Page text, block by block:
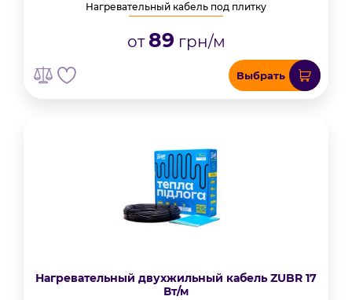
Нагревательный кабель под плитку
от 89 грн/м
Выбрать
Нагревательный двухжильный кабель ZUBR 17
Вт/м